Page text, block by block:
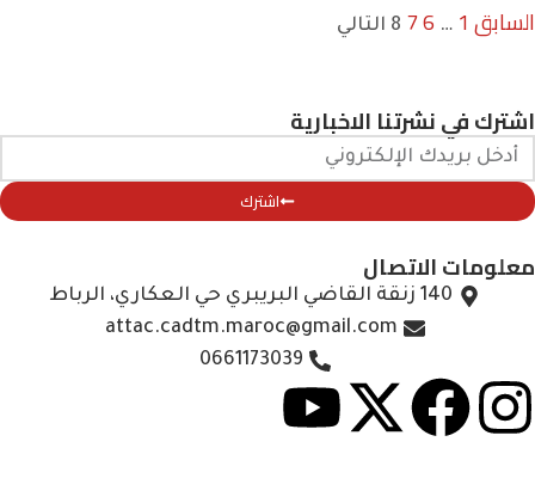
السابق1
…
6
7
8 التالي
اشترك في نشرتنا الاخبارية
اشترك
معلومات الاتصال
140 زنقة القاضي البريبري حي العكاري، الرباط
attac.cadtm.maroc@gmail.com
0661173039